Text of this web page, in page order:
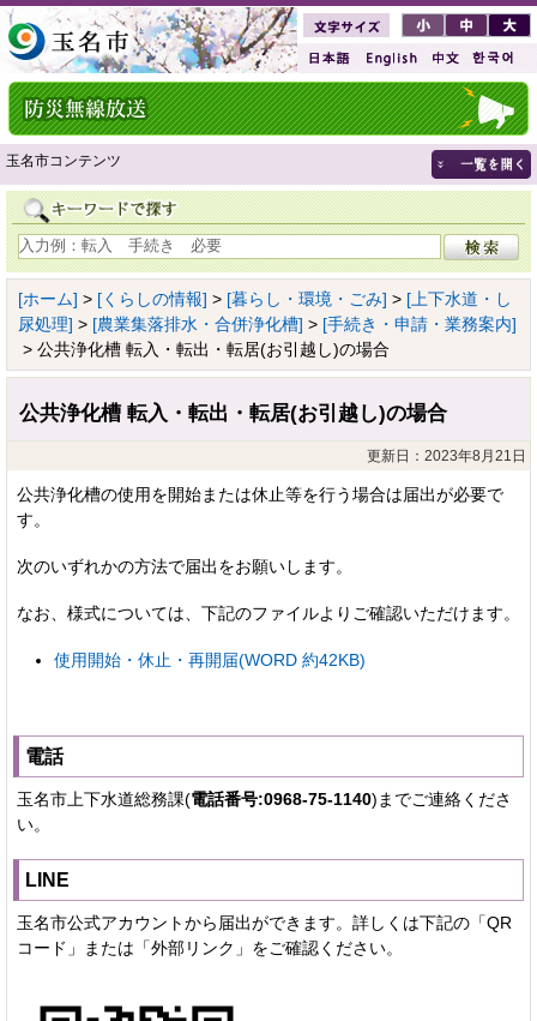
玉名市コンテンツ
[ホーム] > [くらしの情報] > [暮らし・環境・ごみ] > [上下水道・し
尿処理] > [農業集落排水・合併浄化槽] > [手続き・申請・業務案内]
> 公共浄化槽 転入・転出・転居(お引越し)の場合
公共浄化槽 転入・転出・転居(お引越し)の場合
更新日：2023年8月21日
公共浄化槽の使用を開始または休止等を行う場合は届出が必要で
す。
次のいずれかの方法で届出をお願いします。
なお、様式については、下記のファイルよりご確認いただけます。
使用開始・休止・再開届(WORD 約42KB)
電話
玉名市上下水道総務課(電話番号:0968-75-1140)までご連絡くださ
い。
LINE
玉名市公式アカウントから届出ができます。詳しくは下記の「QR
コード」または「外部リンク」をご確認ください。